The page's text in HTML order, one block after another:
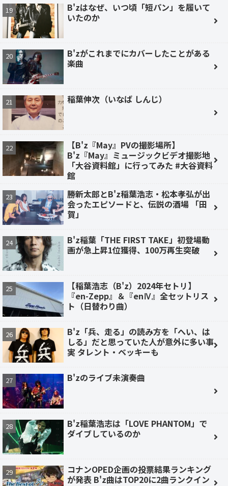
B'zはなぜ、いつ頃「短パン」を履いて
いたのか
B'zがこれまでにカバーしたことがある
楽曲
稲葉伸次（いなば しんじ）
【B'z『May』PVの撮影場所】
B'z『May』ミュージックビデオ撮影地
「大谷資料館」に行ってみた #大谷資料
館
勝新太郎とB'z稲葉浩志・松本孝弘が出
会ったエピソードと、伝説の酒場 「田
賀」
B'z稲葉「THE FIRST TAKE」初登場動
画が急上昇1位獲得、100万再生突破
【稲葉浩志（B'z）2024年セトリ】
『en-Zepp』＆『enⅣ』全セットリス
ト（日替わり曲）
B'z「兵、走る」の読み方を「へい、は
しる」だと思っていた人が意外に多い事
実 タレント・ベッキーも
B'zのライブ未演奏曲
B'z稲葉浩志は「LOVE PHANTOM」で
ダイブしているのか
コナンOPED企画の投票結果ランキング
が発表 B'z曲はTOP20に2曲ランクイン